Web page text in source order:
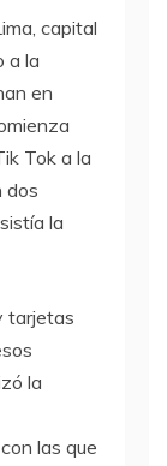
capital
a la
en
Tok a la
dos
la
tarjetas
la
las que